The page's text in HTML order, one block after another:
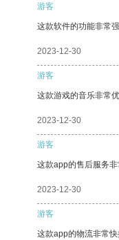
游客
这款软件的功能非常
2023-12-30
游客
这款游戏的音乐非常
2023-12-30
游客
这款app的售后服务
2023-12-30
游客
这款app的物流非常快